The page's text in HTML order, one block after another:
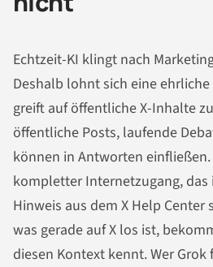
Echtzeit-KI klingt nach
Deshalb lohnt sich eine
greift auf öffentliche X-Inhalte
öffentliche Posts, laufende
können in Antworten einfließen.
kompletter Internetzugang,
Hinweis aus dem X Help Center
was gerade auf X los ist,
diesen Kontext kennt. Wer